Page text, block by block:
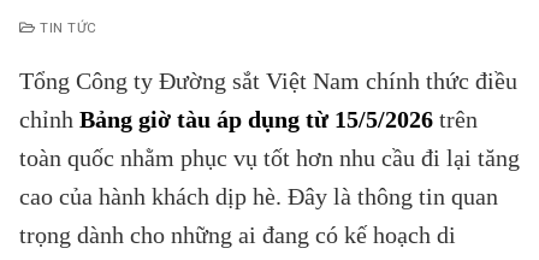
TIN TỨC
Tổng Công ty Đường sắt Việt Nam chính thức điều
chỉnh Bảng giờ tàu áp dụng từ 15/5/2026 trên
toàn quốc nhằm phục vụ tốt hơn nhu cầu đi lại tăng
cao của hành khách dịp hè. Đây là thông tin quan
trọng dành cho những ai đang có kế hoạch di